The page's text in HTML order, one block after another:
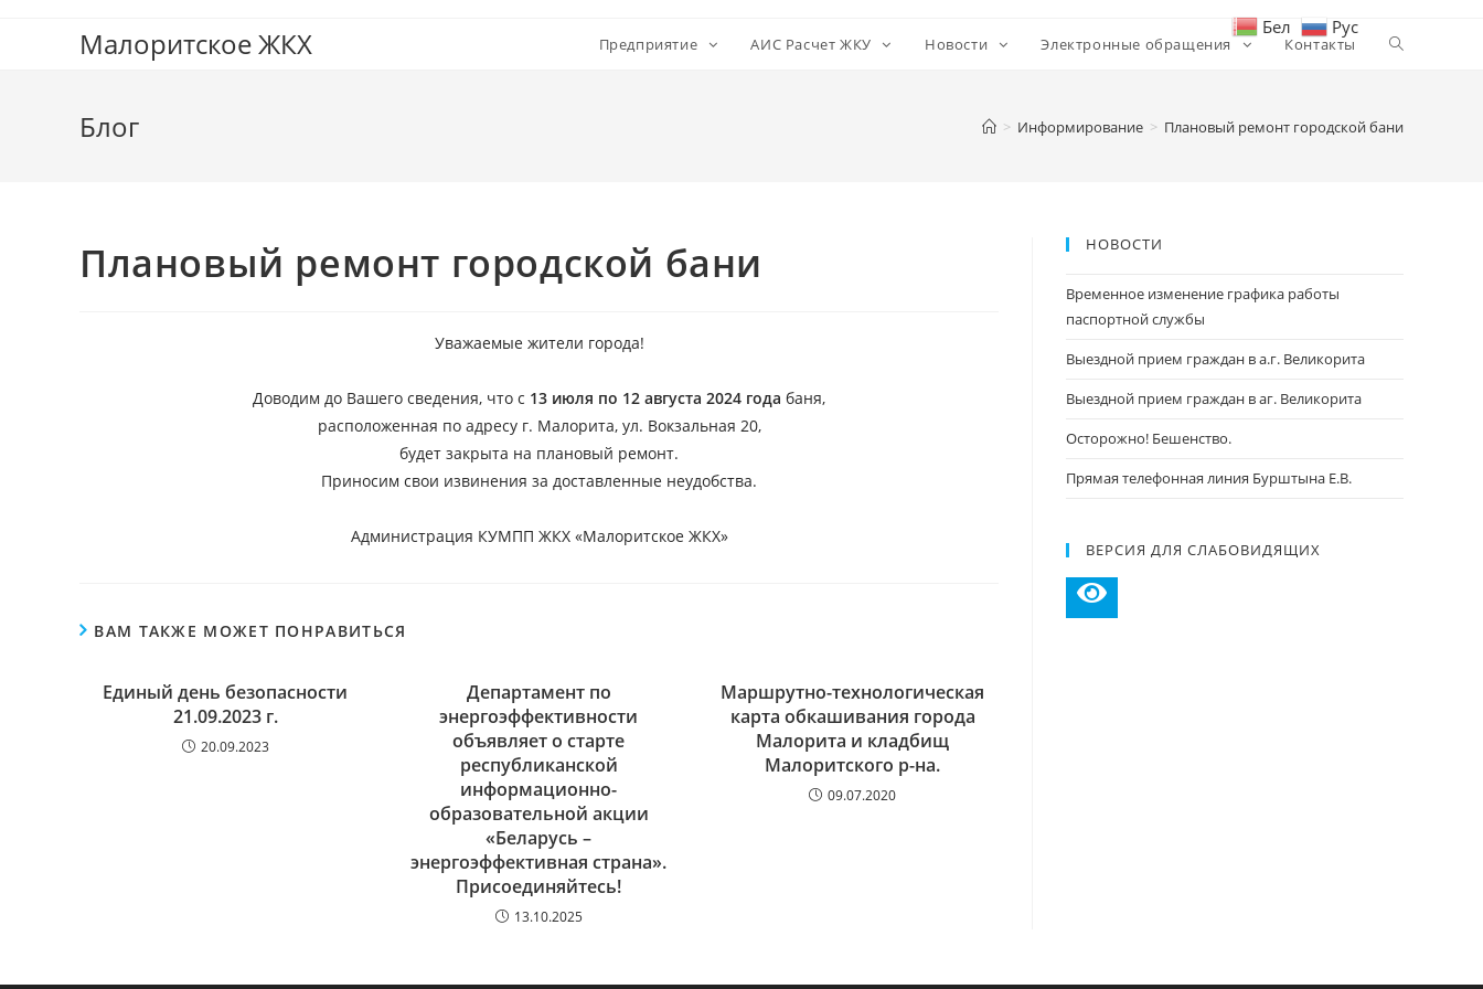
Малоритское ЖКХ Предприятие АИС Расчет ЖКУ Новости Электронные обращения Контакты
Блог > Информирование > Плановый ремонт городской бани
Плановый ремонт городской бани
Уважаемые жители города!
Доводим до Вашего сведения, что с 13 июля по 12 августа 2024 года баня,
расположенная по адресу г. Малорита, ул. Вокзальная 20,
будет закрыта на плановый ремонт.
Приносим свои извинения за доставленные неудобства.
Администрация КУМПП ЖКХ «Малоритское ЖКХ»
ВАМ ТАКЖЕ МОЖЕТ ПОНРАВИТЬСЯ
Единый день безопасности
21.09.2023 г.
20.09.2023
Департамент по
энергоэффективности
объявляет о старте
республиканской
информационно-
образовательной акции
«Беларусь –
энергоэффективная страна».
Присоединяйтесь!
13.10.2025
Маршрутно-технологическая
карта обкашивания города
Малорита и кладбищ
Малоритского р-на.
09.07.2020
НОВОСТИ
Временное изменение графика работы
паспортной службы
Выездной прием граждан в а.г. Великорита
Выездной прием граждан в аг. Великорита
Осторожно! Бешенство.
Прямая телефонная линия Бурштына Е.В.
ВЕРСИЯ ДЛЯ СЛАБОВИДЯЩИХ
Бел Рус